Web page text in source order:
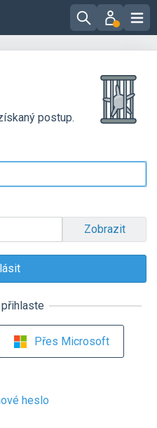
postup.
Zobrazit
Přes Microsoft
heslo